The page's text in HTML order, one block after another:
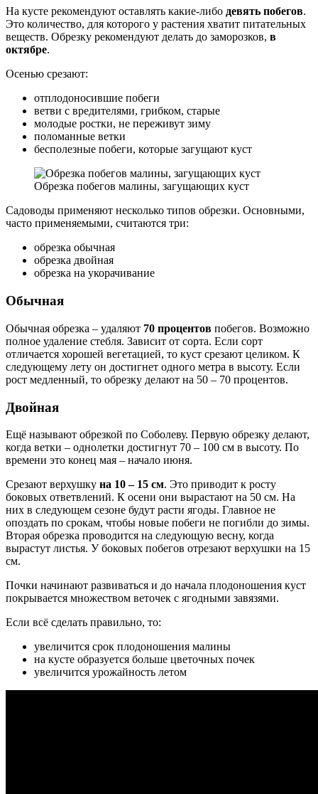
На кусте рекомендуют оставлять какие-либо девять побегов.
Это количество, для которого у растения хватит питательных
веществ. Обрезку рекомендуют делать до заморозков, в
октябре.
Осенью срезают:
отплодоносившие побеги
ветви с вредителями, грибком, старые
молодые ростки, не переживут зиму
поломанные ветки
бесполезные побеги, которые загущают куст
Обрезка побегов малины, загущающих куст
Садоводы применяют несколько типов обрезки. Основными,
часто применяемыми, считаются три:
обрезка обычная
обрезка двойная
обрезка на укорачивание
Обычная
Обычная обрезка – удаляют 70 процентов побегов. Возможно
полное удаление стебля. Зависит от сорта. Если сорт
отличается хорошей вегетацией, то куст срезают целиком. К
следующему лету он достигнет одного метра в высоту. Если
рост медленный, то обрезку делают на 50 – 70 процентов.
Двойная
Ещё называют обрезкой по Соболеву. Первую обрезку делают,
когда ветки – однолетки достигнут 70 – 100 см в высоту. По
времени это конец мая – начало июня.
Срезают верхушку на 10 – 15 см. Это приводит к росту
боковых ответвлений. К осени они вырастают на 50 см. На
них в следующем сезоне будут расти ягоды. Главное не
опоздать по срокам, чтобы новые побеги не погибли до зимы.
Вторая обрезка проводится на следующую весну, когда
вырастут листья. У боковых побегов отрезают верхушки на 15
см.
Почки начинают развиваться и до начала плодоношения куст
покрывается множеством веточек с ягодными завязями.
Если всё сделать правильно, то:
увеличится срок плодоношения малины
на кусте образуется больше цветочных почек
увеличится урожайность летом